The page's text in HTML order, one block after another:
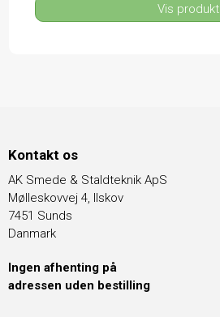
Vis produkt
Kontakt os
AK Smede & Staldteknik ApS
Mølleskovvej 4, Ilskov
7451 Sunds
Danmark
Ingen afhenting på
adressen uden bestilling